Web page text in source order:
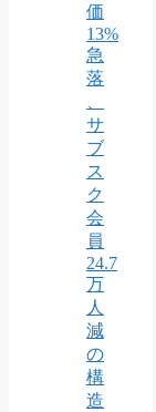
価
13%
急
落
サ
ブ
ス
ク
会
員
24.7
万
人
減
の
構
造